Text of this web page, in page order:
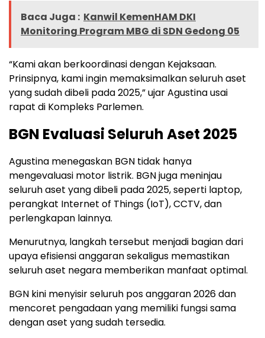
Baca Juga : Kanwil KemenHAM DKI
Monitoring Program MBG di SDN Gedong 05
“Kami akan berkoordinasi dengan Kejaksaan.
Prinsipnya, kami ingin memaksimalkan seluruh aset
yang sudah dibeli pada 2025,” ujar Agustina usai
rapat di Kompleks Parlemen.
BGN Evaluasi Seluruh Aset 2025
Agustina menegaskan BGN tidak hanya
mengevaluasi motor listrik. BGN juga meninjau
seluruh aset yang dibeli pada 2025, seperti laptop,
perangkat Internet of Things (IoT), CCTV, dan
perlengkapan lainnya.
Menurutnya, langkah tersebut menjadi bagian dari
upaya efisiensi anggaran sekaligus memastikan
seluruh aset negara memberikan manfaat optimal.
BGN kini menyisir seluruh pos anggaran 2026 dan
mencoret pengadaan yang memiliki fungsi sama
dengan aset yang sudah tersedia.